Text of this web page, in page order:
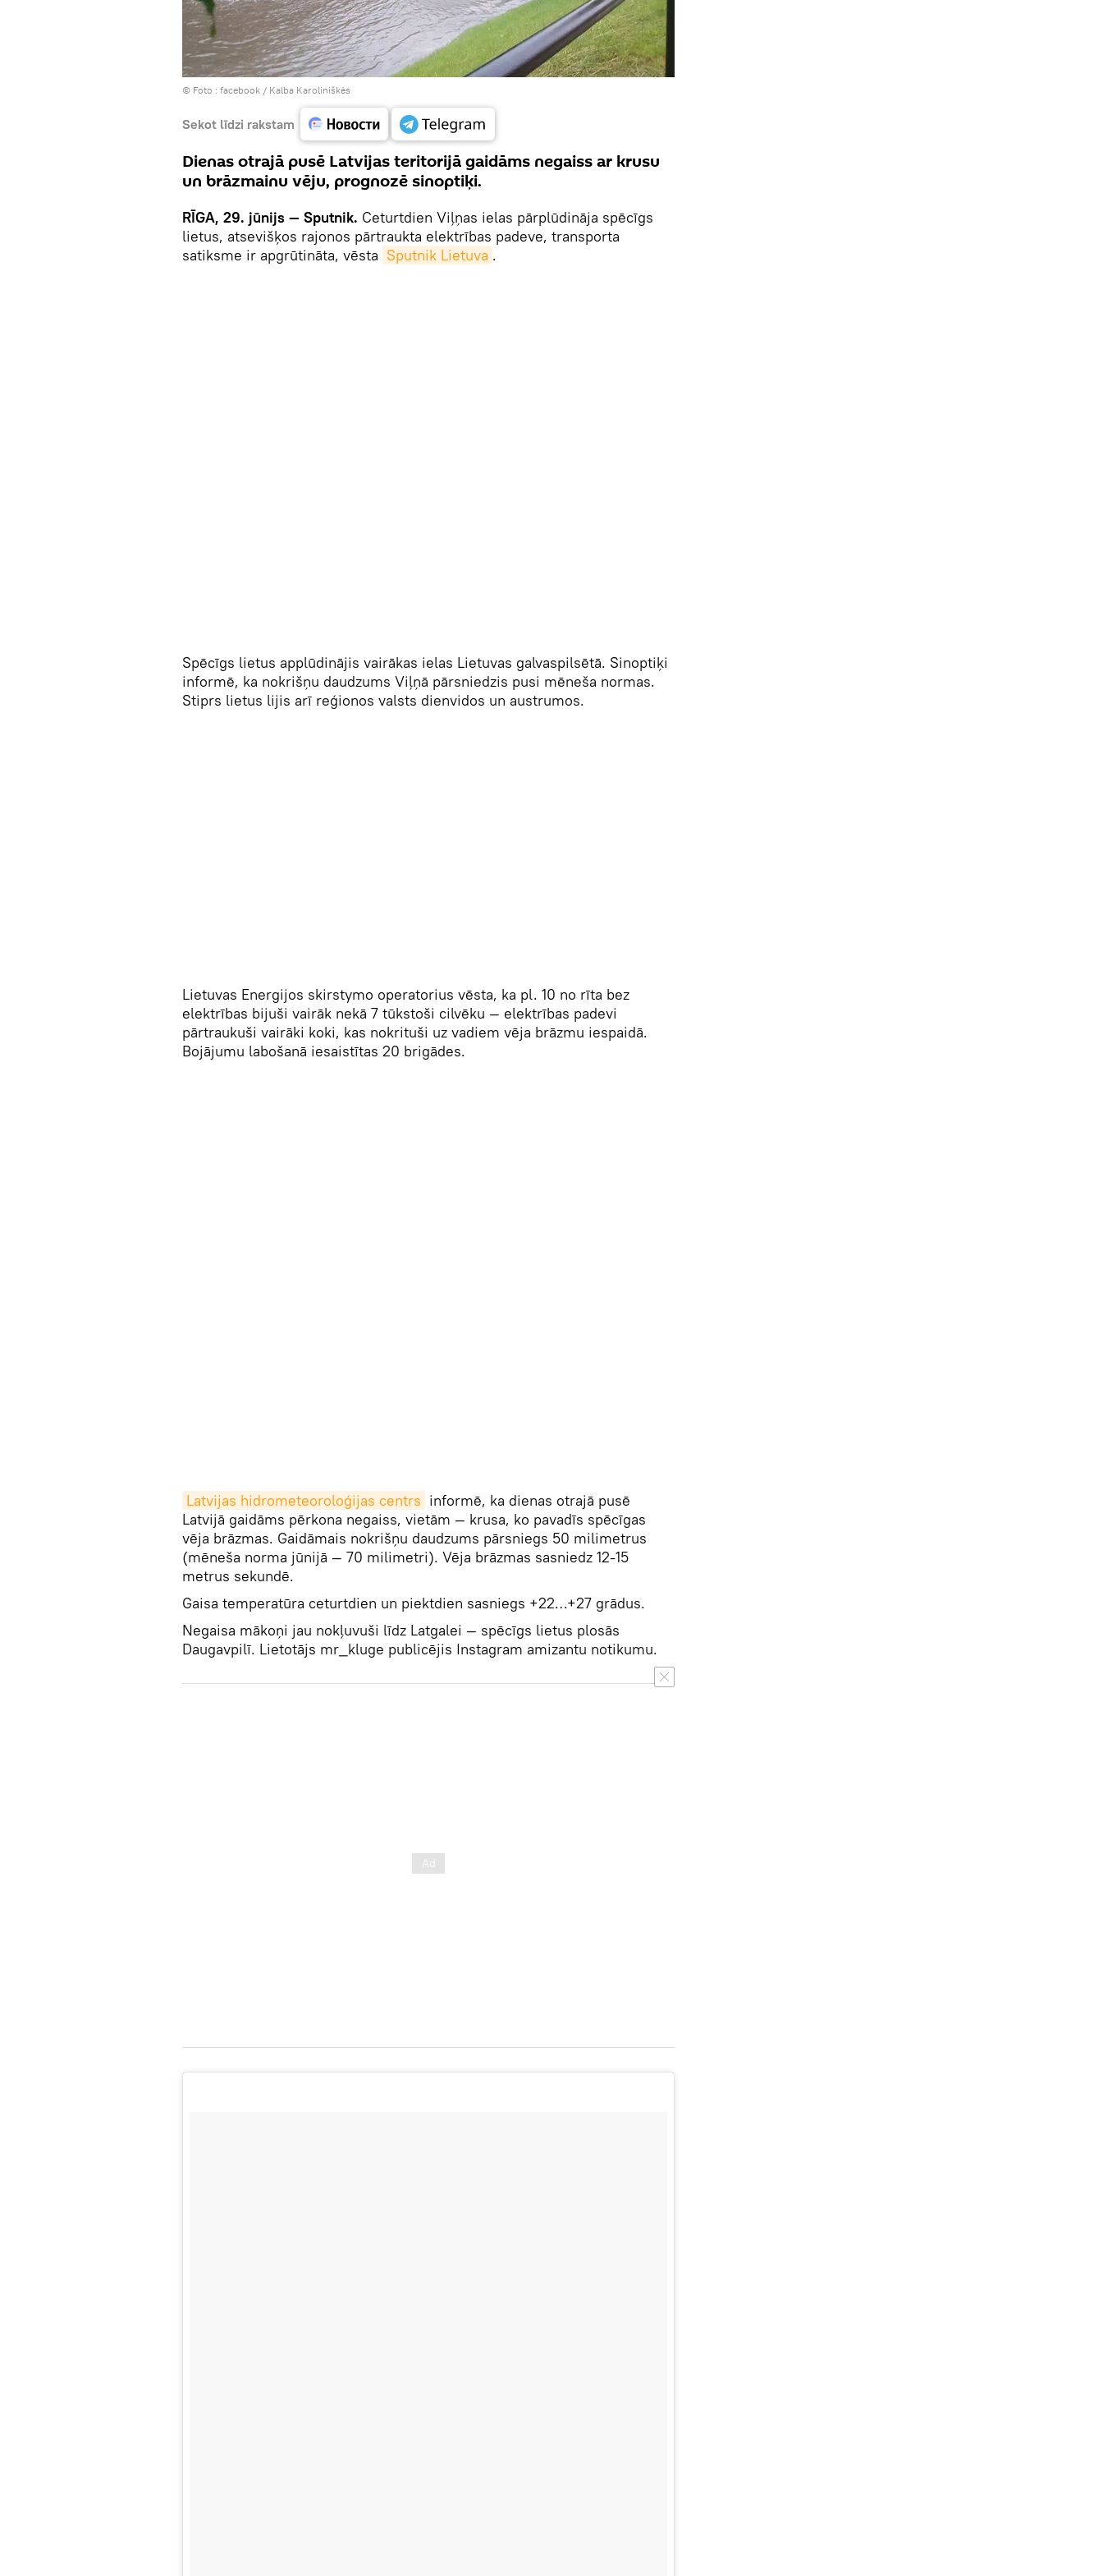
© Foto : facebook / Kalba Karoliniškės
Sekot līdzi rakstam
Dienas otrajā pusē Latvijas teritorijā gaidāms negaiss ar krusu
un brāzmainu vēju, prognozē sinoptiķi.
RĪGA, 29. jūnijs — Sputnik. Ceturtdien Viļņas ielas pārplūdināja spēcīgs
lietus, atsevišķos rajonos pārtraukta elektrības padeve, transporta
satiksme ir apgrūtināta, vēsta Sputnik Lietuva .
Spēcīgs lietus applūdinājis vairākas ielas Lietuvas galvaspilsētā. Sinoptiķi
informē, ka nokrišņu daudzums Viļņā pārsniedzis pusi mēneša normas.
Stiprs lietus lijis arī reģionos valsts dienvidos un austrumos.
Lietuvas Energijos skirstymo operatorius vēsta, ka pl. 10 no rīta bez
elektrības bijuši vairāk nekā 7 tūkstoši cilvēku — elektrības padevi
pārtraukuši vairāki koki, kas nokrituši uz vadiem vēja brāzmu iespaidā.
Bojājumu labošanā iesaistītas 20 brigādes.
Latvijas hidrometeoroloģijas centrs informē, ka dienas otrajā pusē
Latvijā gaidāms pērkona negaiss, vietām — krusa, ko pavadīs spēcīgas
vēja brāzmas. Gaidāmais nokrišņu daudzums pārsniegs 50 milimetrus
(mēneša norma jūnijā — 70 milimetri). Vēja brāzmas sasniedz 12-15
metrus sekundē.
Gaisa temperatūra ceturtdien un piektdien sasniegs +22…+27 grādus.
Negaisa mākoņi jau nokļuvuši līdz Latgalei — spēcīgs lietus plosās
Daugavpilī. Lietotājs mr_kluge publicējis Instagram amizantu notikumu.